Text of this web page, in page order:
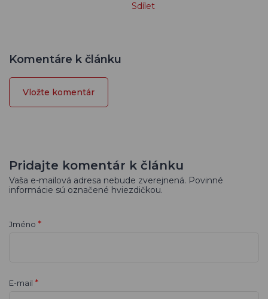
Sdílet
Komentáre k článku
Vložte komentár
Pridajte komentár k článku
Vaša e-mailová adresa nebude zverejnená. Povinné
informácie sú označené hviezdičkou.
Jméno *
E-mail *